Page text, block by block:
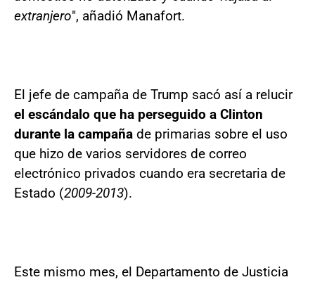
extranjero", añadió Manafort.
El jefe de campaña de Trump sacó así a relucir
el escándalo que ha perseguido a Clinton
durante la campaña de primarias sobre el uso
que hizo de varios servidores de correo
electrónico privados cuando era secretaria de
Estado (2009-2013).
Este mismo mes, el Departamento de Justicia